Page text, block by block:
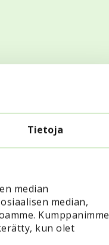
Tietoja
median
median,
Kumppanimme
kun olet